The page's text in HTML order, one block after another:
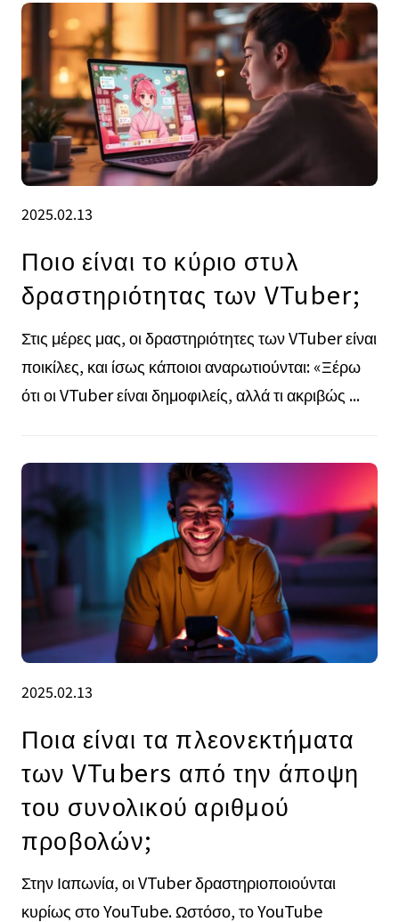
2025.02.13
Ποιο είναι το κύριο στυλ
δραστηριότητας των VTuber;
Στις μέρες μας, οι δραστηριότητες των VTuber είναι
ποικίλες, και ίσως κάποιοι αναρωτιούνται: «Ξέρω
ότι οι VTuber είναι δημοφιλείς, αλλά τι ακριβώς ...
2025.02.13
Ποια είναι τα πλεονεκτήματα
των VTubers από την άποψη
του συνολικού αριθμού
προβολών;
Στην Ιαπωνία, οι VTuber δραστηριοποιούνται
κυρίως στο YouTube. Ωστόσο, το YouTube